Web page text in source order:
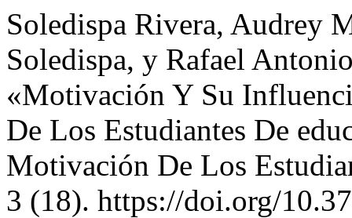
Soledispa Rivera, Audrey
Soledispa, y Rafael
«Motivación Y Su
De Los Estudiantes De
Motivación De Los
3 (18). https://doi.org/